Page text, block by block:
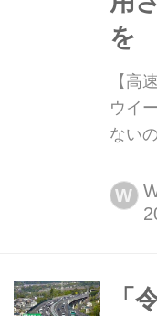
を
【高
ウイ
ない
用し
W
「